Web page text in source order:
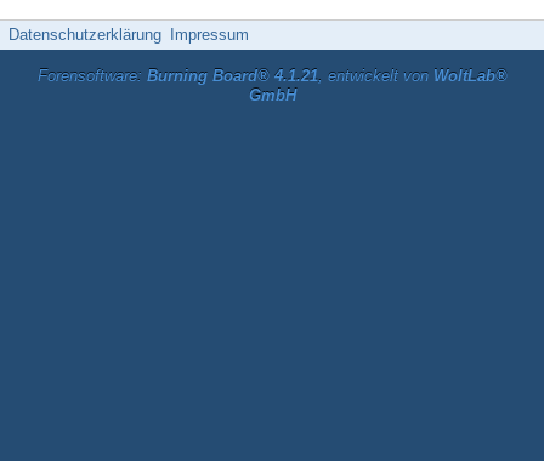
Datenschutzerklärung Impressum
Forensoftware: Burning Board® 4.1.21, entwickelt von WoltLab®
GmbH